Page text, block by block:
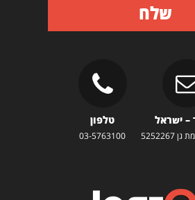
שלח
– ישראל טלפון
03-5763100